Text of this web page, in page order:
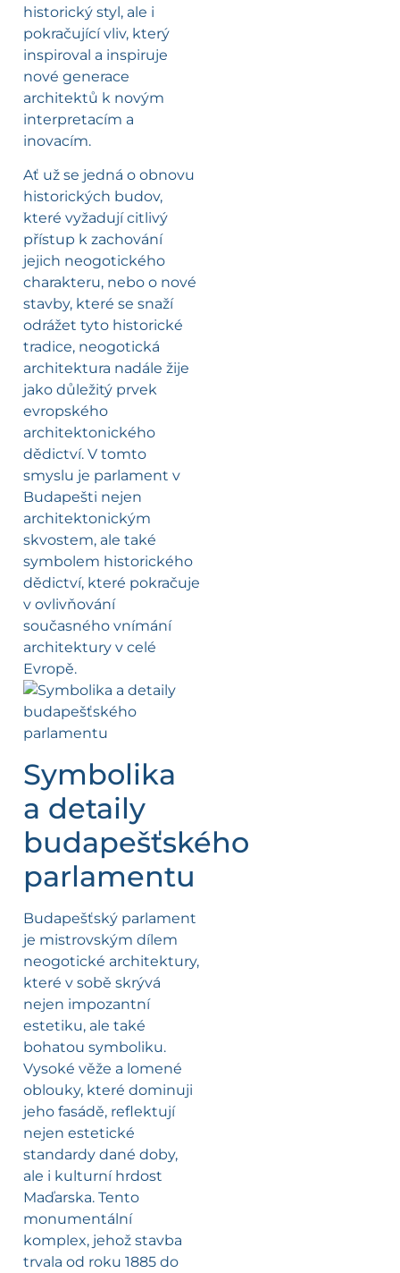
historický styl, ale i
pokračující vliv, který
inspiroval a inspiruje
nové generace
architektů k novým
interpretacím a
inovacím.
Ať už se jedná o obnovu
historických budov,
které vyžadují citlivý
přístup k zachování
jejich neogotického
charakteru, nebo o nové
stavby, které se snaží
odrážet tyto historické
tradice, neogotická
architektura nadále žije
jako důležitý prvek
evropského
architektonického
dědictví. V tomto
smyslu je parlament v
Budapešti nejen
architektonickým
skvostem, ale také
symbolem historického
dědictví, které pokračuje
v ovlivňování
současného vnímání
architektury v celé
Evropě.
Symbolika
a detaily
budapešťského
parlamentu
Budapešťský parlament
je mistrovským dílem
neogotické architektury,
které v sobě skrývá
nejen impozantní
estetiku, ale také
bohatou symboliku.
Vysoké věže a lomené
oblouky, které dominuji
jeho fasádě, reflektují
nejen estetické
standardy dané doby,
ale i kulturní hrdost
Maďarska. Tento
monumentální
komplex, jehož stavba
trvala od roku 1885 do